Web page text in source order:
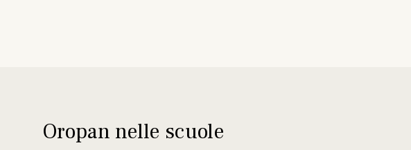
Oropan nelle scuole